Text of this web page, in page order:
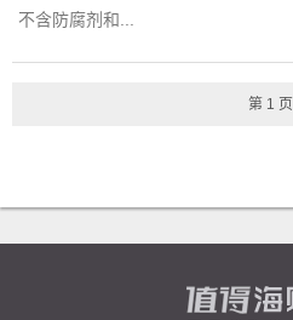
不含防腐剂和...
第 1 页